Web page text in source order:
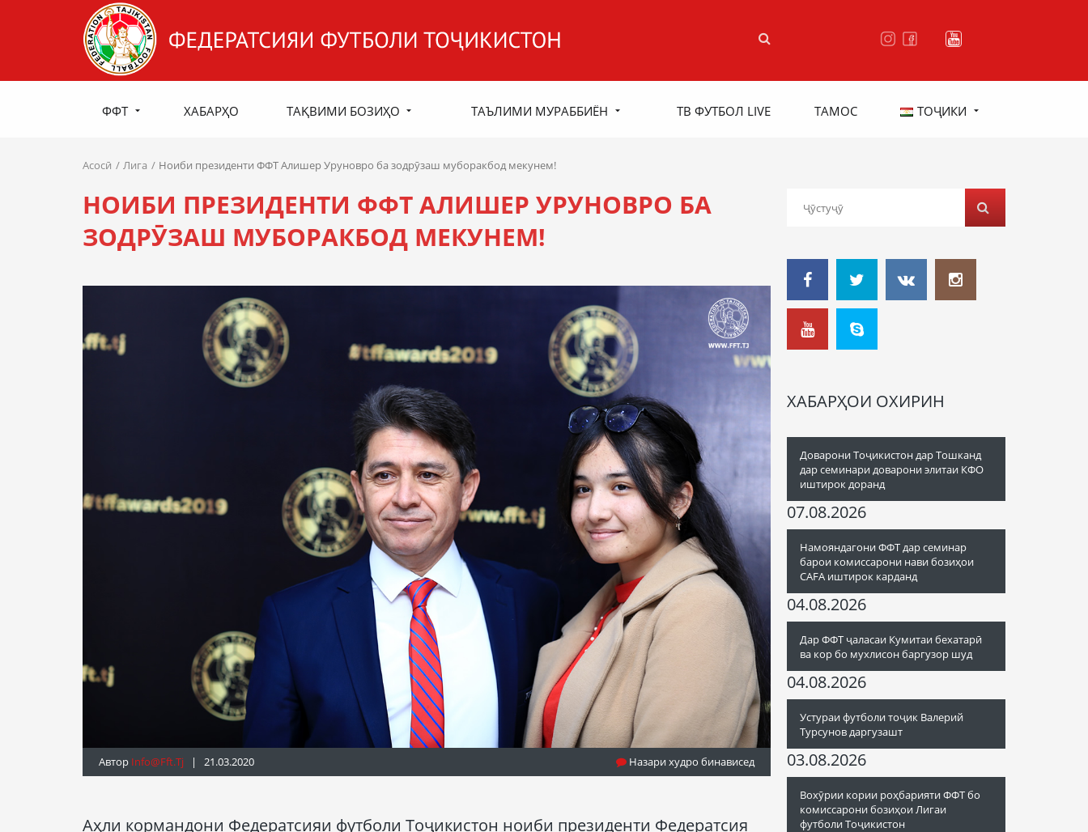
ФФТ ХАБАРҲО ТАҚВИМИ БОЗИҲО ТАЪЛИМИ МУРАББИЁН ТВ ФУТБОЛ LIVE ТАМОС ТОҶИКИ
Асосӣ Лига Ноиби президенти ФФТ Алишер Уруновро ба зодрӯзаш муборакбод мекунем!
НОИБИ ПРЕЗИДЕНТИ ФФТ АЛИШЕР УРУНОВРО БА
ЗОДРӮЗАШ МУБОРАКБОД МЕКУНЕМ!
Автор Info@fft.tj | 21.03.2020 Назари худро бинависед
Аҳли кормандони Федератсияи футболи Тоҷикистон ноиби президенти Федератсия
ХАБАРҲОИ ОХИРИН
Доварони Тоҷикистон дар Тошканд
дар семинари доварони элитаи КФО
иштирок доранд
07.08.2026
Намояндагони ФФТ дар семинар
барои комиссарони нави бозиҳои
CAFA иштирок карданд
04.08.2026
Дар ФФТ ҷаласаи Кумитаи бехатарӣ
ва кор бо мухлисон баргузор шуд
04.08.2026
Устураи футболи тоҷик Валерий
Турсунов даргузашт
03.08.2026
Вохӯрии кории роҳбарияти ФФТ бо
комиссарони бозиҳои Лигаи
футболи Тоҷикистон